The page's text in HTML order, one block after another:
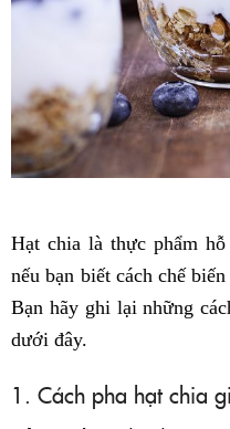
Hạt chia là thực phẩm
nếu bạn biết cách chế
Bạn hãy ghi lại những
dưới đây.
1. Cách pha hạt chia